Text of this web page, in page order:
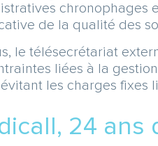
chronophages
de la qualité des
le télésecrétariat
liées à la
les charges fixes
24 ans